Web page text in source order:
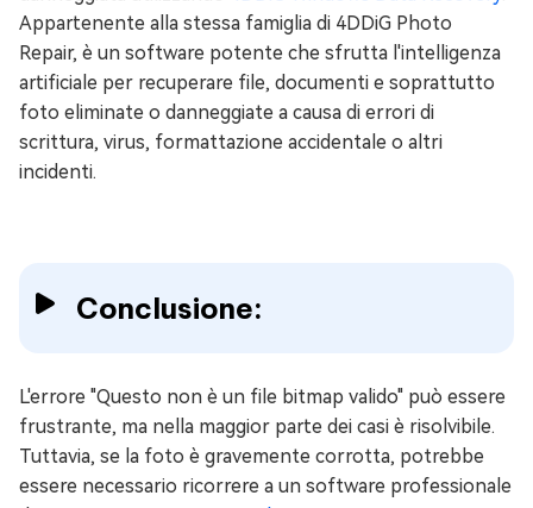
Appartenente alla stessa famiglia di 4DDiG Photo
Repair, è un software potente che sfrutta l'intelligenza
artificiale per recuperare file, documenti e soprattutto
foto eliminate o danneggiate a causa di errori di
scrittura, virus, formattazione accidentale o altri
incidenti.
Conclusione:
L'errore "Questo non è un file bitmap valido" può essere
frustrante, ma nella maggior parte dei casi è risolvibile.
Tuttavia, se la foto è gravemente corrotta, potrebbe
essere necessario ricorrere a un software professionale